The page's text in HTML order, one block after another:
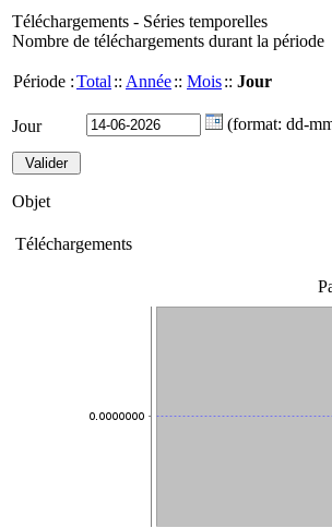
Téléchargements - Séries temporelles
Nombre de téléchargements durant la période
Période :Total :: Année:: Mois:: Jour
Jour (format: dd-
Objet
Téléchargements